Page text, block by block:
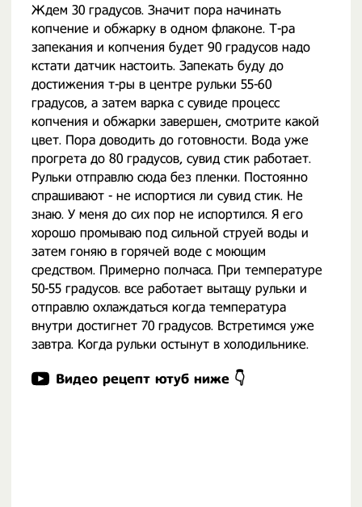
Ждем 30 градусов. Значит пора начинать
копчение и обжарку в одном флаконе. Т-ра
запекания и копчения будет 90 градусов надо
кстати датчик настоить. Запекать буду до
достижения т-ры в центре рульки 55-60
градусов, а затем варка с сувиде процесс
копчения и обжарки завершен, смотрите какой
цвет. Пора доводить до готовности. Вода уже
прогрета до 80 градусов, сувид стик работает.
Рульки отправлю сюда без пленки. Постоянно
спрашивают - не испортися ли сувид стик. Не
знаю. У меня до сих пор не испортился. Я его
хорошо промываю под сильной струей воды и
затем гоняю в горячей воде с моющим
средством. Примерно полчаса. При температуре
50-55 градусов. все работает вытащу рульки и
отправлю охлаждаться когда температура
внутри достигнет 70 градусов. Встретимся уже
завтра. Когда рульки остынут в холодильнике.
Видео рецепт ютуб ниже 👇